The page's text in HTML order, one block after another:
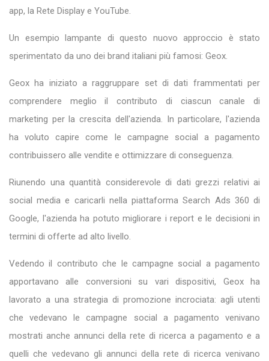
app, la Rete Display e YouTube.
Un esempio lampante di questo nuovo approccio è stato
sperimentato da uno dei brand italiani più famosi: Geox.
Geox ha iniziato a raggruppare set di dati frammentati per
comprendere meglio il contributo di ciascun canale di
marketing per la crescita dell'azienda. In particolare, l'azienda
ha voluto capire come le campagne social a pagamento
contribuissero alle vendite e ottimizzare di conseguenza.
Riunendo una quantità considerevole di dati grezzi relativi ai
social media e caricarli nella piattaforma Search Ads 360 di
Google, l'azienda ha potuto migliorare i report e le decisioni in
termini di offerte ad alto livello.
Vedendo il contributo che le campagne social a pagamento
apportavano alle conversioni su vari dispositivi, Geox ha
lavorato a una strategia di promozione incrociata: agli utenti
che vedevano le campagne social a pagamento venivano
mostrati anche annunci della rete di ricerca a pagamento e a
quelli che vedevano gli annunci della rete di ricerca venivano